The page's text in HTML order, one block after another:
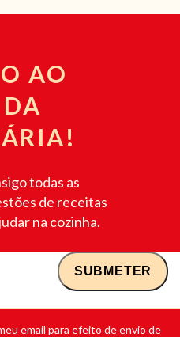
AO
todas as
de receitas
na cozinha.
email para efeito de envio de